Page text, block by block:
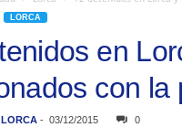
LORCA
en
con la
- 03/12/2015 0